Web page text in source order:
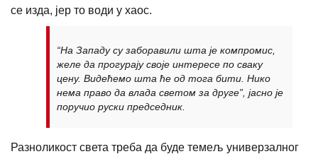
се изда, јер то води у хаос.
“На Западу су заборавили шта је компромис,
желе да прогурају своје интересе по сваку
цену. Видећемо шта ће од тога бити. Нико
нема право да влада светом за друге”, јасно је
поручио руски председник.
Разноликост света треба да буде темељ универзалног